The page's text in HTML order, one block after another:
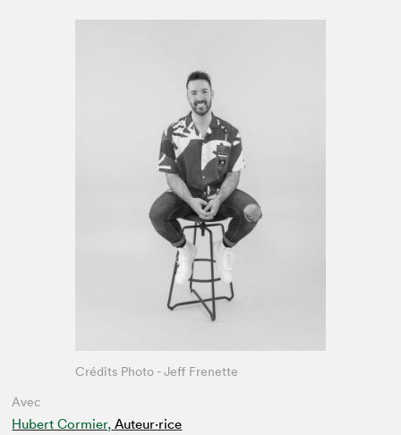
Avec
Hubert Cormier, Auteur·rice
Crédits Photo - Jeff Frenette